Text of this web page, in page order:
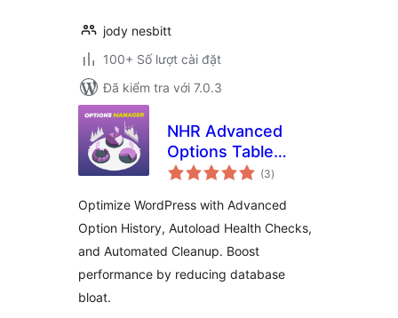
jody nesbitt
100+ Số lượt cài đặt
Đã kiểm tra với 7.0.3
NHR Advanced
Options Table
Manager &
(3tổng
đánh
)
Optimize WordPress with Advanced
Option History, Autoload Health Checks,
and Automated Cleanup. Boost
performance by reducing database
bloat.